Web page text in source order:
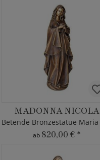
MADONNA NICOLA
ab 820,00 € *